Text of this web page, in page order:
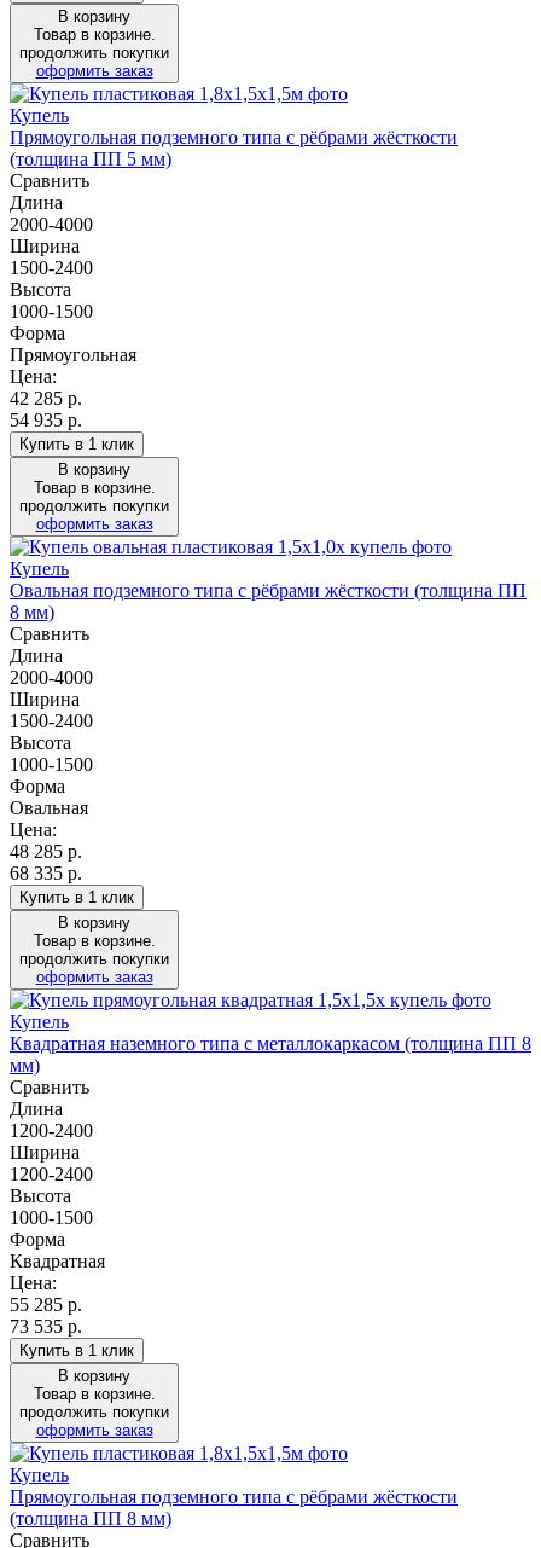
В корзину
Товар в корзине.
продолжить покупки
оформить заказ
Купель
Прямоугольная подземного типа с рёбрами жёсткости
(толщина ПП 5 мм)
Сравнить
Длина
2000-4000
Ширина
1500-2400
Высота
1000-1500
Форма
Прямоугольная
Цена:
42 285 р.
54 935 р.
Купить в 1 клик
В корзину
Товар в корзине.
продолжить покупки
оформить заказ
Купель
Овальная подземного типа с рёбрами жёсткости (толщина ПП
8 мм)
Сравнить
Длина
2000-4000
Ширина
1500-2400
Высота
1000-1500
Форма
Овальная
Цена:
48 285 р.
68 335 р.
Купить в 1 клик
В корзину
Товар в корзине.
продолжить покупки
оформить заказ
Купель
Квадратная наземного типа с металлокаркасом (толщина ПП 8
мм)
Сравнить
Длина
1200-2400
Ширина
1200-2400
Высота
1000-1500
Форма
Квадратная
Цена:
55 285 р.
73 535 р.
Купить в 1 клик
В корзину
Товар в корзине.
продолжить покупки
оформить заказ
Купель
Прямоугольная подземного типа с рёбрами жёсткости
(толщина ПП 8 мм)
Сравнить